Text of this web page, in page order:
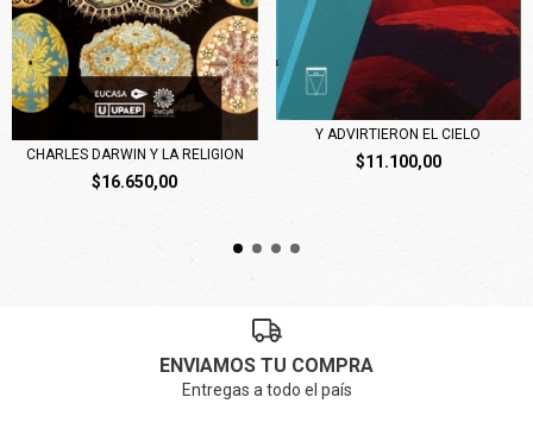
CHARLES DARWIN Y LA RELIGION
$16.650,00
Y ADVIRTIERON EL CIELO
$11.100,00
ENVIAMOS TU COMPRA
Entregas a todo el país